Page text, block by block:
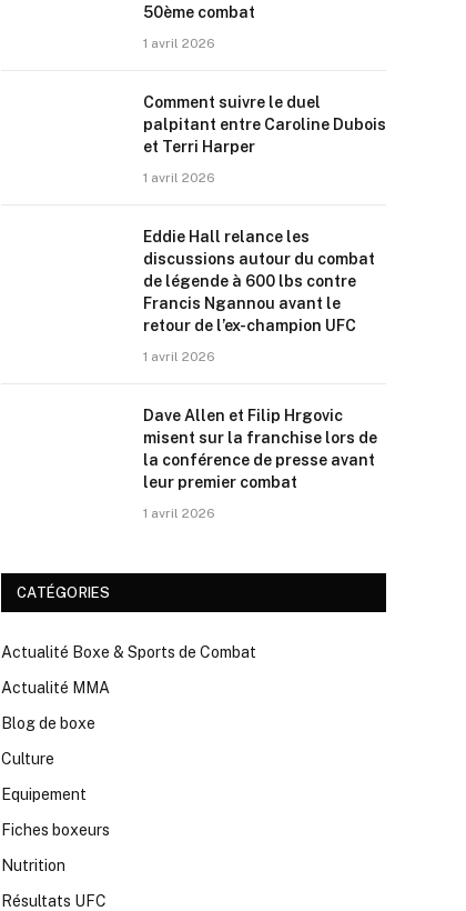
50ème combat
1 avril 2026
Comment suivre le duel
palpitant entre Caroline Dubois
et Terri Harper
1 avril 2026
Eddie Hall relance les
discussions autour du combat
de légende à 600 lbs contre
Francis Ngannou avant le
retour de l’ex-champion UFC
1 avril 2026
Dave Allen et Filip Hrgovic
misent sur la franchise lors de
la conférence de presse avant
leur premier combat
1 avril 2026
CATÉGORIES
Actualité Boxe & Sports de Combat
Actualité MMA
Blog de boxe
Culture
Equipement
Fiches boxeurs
Nutrition
Résultats UFC